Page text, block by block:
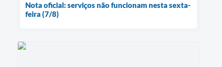
Nota oficial: serviços não funcionam nesta sexta-
feira (7/8)